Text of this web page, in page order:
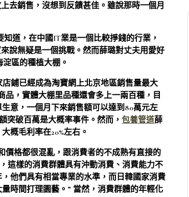
去銷售，沒想到反饋甚佳。雖說那時一個月
道，在中國IT業是一個比較掙錢的行業，
說無疑是一個挑戰。然而薛璐對丈夫用愛好
區的種植大棚。
鋪已經成為淘寶網上北京地區銷售量最大
品，實體大棚里品種還會多上一兩百種，目
意，一個月下來銷售額可以達到80萬元左
突破百萬是大概率事件。然而， 包養管道薛
概毛利率在20%左右。
價格都很混亂，跟消費者的不成熟有直接的
這樣的消費群體具有沖動消費、消費能力不
他們具有相當專業的水準，而日韓國家消費
時間打理園藝。” 當然，消費群體的年輕化